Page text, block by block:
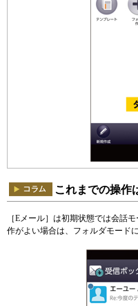
これまでの操作
［Eメール］は初期状態では会話
作がよい場合は、フォルダモード